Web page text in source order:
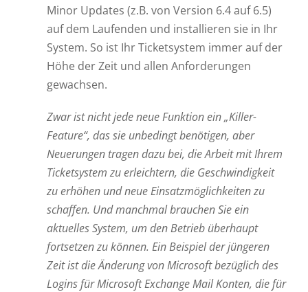
Minor Updates (z.B. von Version 6.4 auf 6.5)
auf dem Laufenden und installieren sie in Ihr
System. So ist Ihr Ticketsystem immer auf der
Höhe der Zeit und allen Anforderungen
gewachsen.
Zwar ist nicht jede neue Funktion ein „Killer-
Feature“, das sie unbedingt benötigen, aber
Neuerungen tragen dazu bei, die Arbeit mit Ihrem
Ticketsystem zu erleichtern, die Geschwindigkeit
zu erhöhen und neue Einsatzmöglichkeiten zu
schaffen. Und manchmal brauchen Sie ein
aktuelles System, um den Betrieb überhaupt
fortsetzen zu können. Ein Beispiel der jüngeren
Zeit ist die Änderung von Microsoft bezüglich des
Logins für Microsoft Exchange Mail Konten, die für